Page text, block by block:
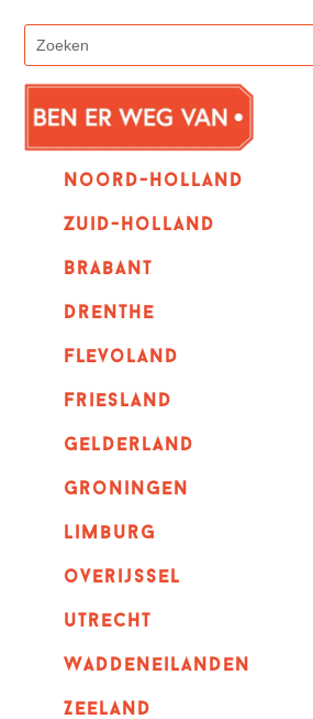
Noord-holland
zuid-holland
Brabant
Drenthe
Flevoland
Friesland
Gelderland
Groningen
Limburg
overijssel
utrecht
Waddeneilanden
Zeeland